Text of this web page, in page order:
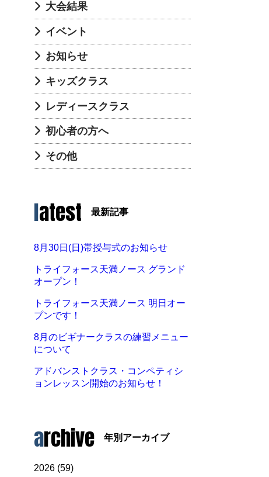
大会結果
イベント
お知らせ
キッズクラス
レディースクラス
初心者の方へ
その他
latest 最新記事
8月30日(日)帯授与式のお知らせ
トライフォース天満ノース グランド
オープン！
トライフォース天満ノース 明日オー
プンです！
8月のビギナークラスの練習メニュー
について
アドバンストクラス・コンペティシ
ョンレッスン開始のお知らせ！
archive 年別アーカイブ
2026 (59)